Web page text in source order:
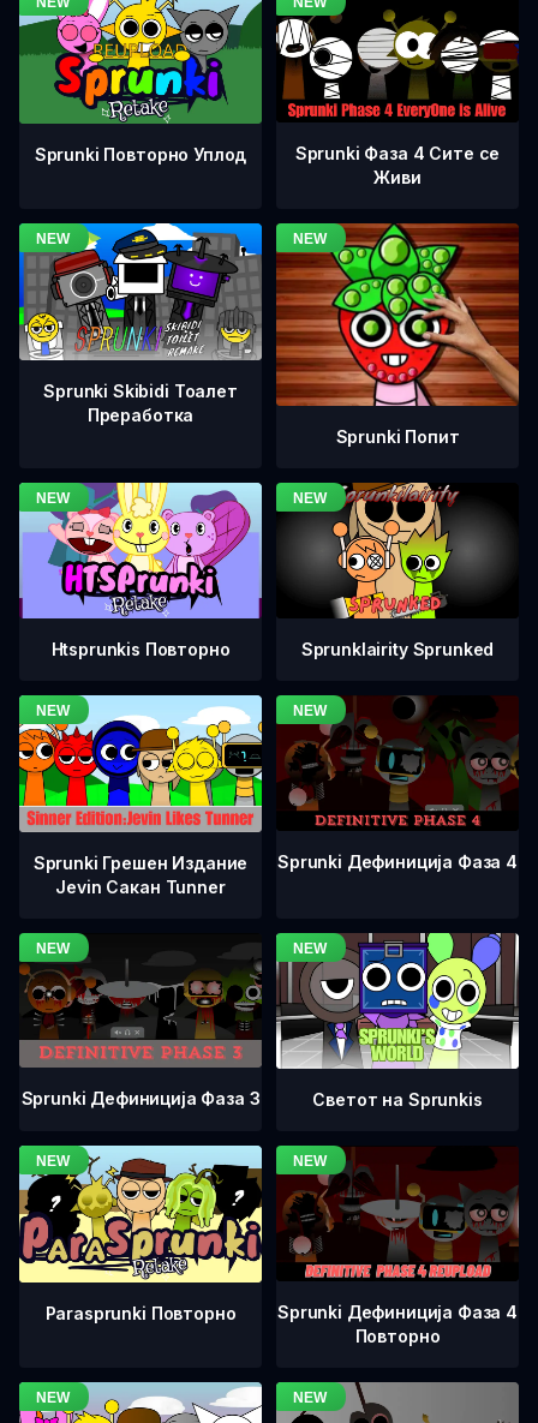
Sprunki Повторно Уплод
Sprunki Фаза 4 Сите се
Живи
Sprunki Skibidi Тоалет
Преработка
Sprunki Попит
Htsprunkis Повторно Sprunklairity Sprunked
Sprunki Грешен Издание
Jevin Сакан Tunner
Sprunki Дефиниција Фаза 4
Sprunki Дефиниција Фаза 3 Светот на Sprunkis
Parasprunki Повторно
Sprunki Дефиниција Фаза 4
Повторно